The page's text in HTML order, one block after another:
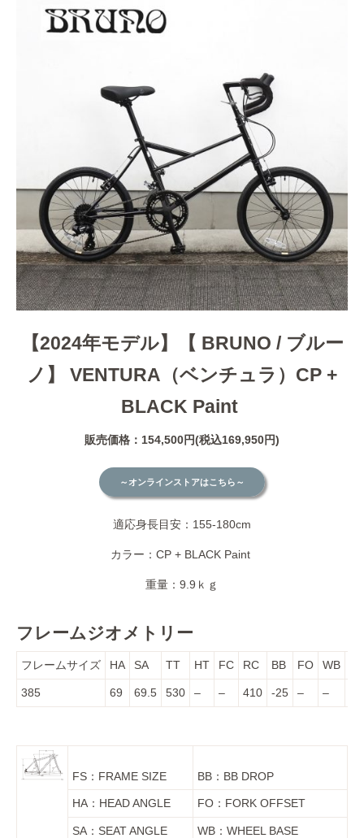
【2024年モデル】【 BRUNO / ブルー
ノ】 VENTURA（ベンチュラ）CP +
BLACK Paint
販売価格： 154,500円(税込169,950円)
～オンラインストアはこちら～
適応身長目安：155-180cm
カラー：CP + BLACK Paint
重量：9.9ｋｇ
フレームジオメトリー
フレームサイズ HA SA TT HT FC RC BB FO WB
385 69 69.5 530 – – 410 -25 – –
FS：FRAME SIZE BB：BB DROP
HA：HEAD ANGLE FO：FORK OFFSET
SA：SEAT ANGLE WB：WHEEL BASE